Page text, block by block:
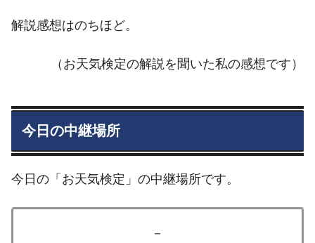
解説感想はのちほど。
（お天気検定の解説を聞いた私の感想です）
今日の中継場所
今日の「お天気検定」の中継場所です。
－